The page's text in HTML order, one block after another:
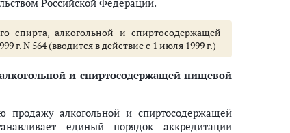
Российской Федерации.
спирта, алкогольной и спиртосодержащей
г. N 564 (вводится в действие с 1 июля 1999 г.)
и спиртосодержащей пищевой
алкогольной и спиртосодержащей
единый порядок аккредитации